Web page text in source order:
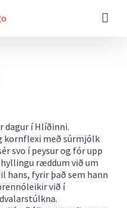
dagur í Hlíðinni.
kornflexi með súrmjólk
svo í peysur og fór upp
ræddum við um
hans, fyrir það sem hann
við í